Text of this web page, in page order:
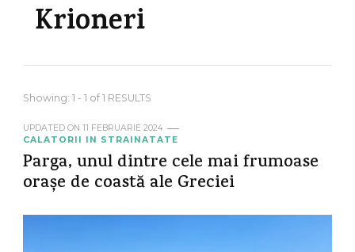
Krioneri
Showing: 1 - 1 of 1 RESULTS
UPDATED ON 11 FEBRUARIE 2024
CALATORII IN STRAINATATE
Parga, unul dintre cele mai frumoase
orașe de coastă ale Greciei